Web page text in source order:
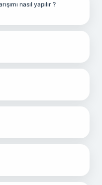
nasıl yapılır ?